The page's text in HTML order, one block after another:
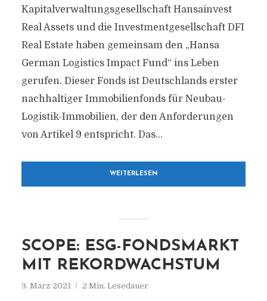
Kapitalverwaltungsgesellschaft Hansainvest
Real Assets und die Investmentgesellschaft DFI
Real Estate haben gemeinsam den „Hansa
German Logistics Impact Fund“ ins Leben
gerufen. Dieser Fonds ist Deutschlands erster
nachhaltiger Immobilienfonds für Neubau-
Logistik-Immobilien, der den Anforderungen
von Artikel 9 entspricht. Das...
WEITERLESEN
SCOPE: ESG-FONDSMARKT
MIT REKORDWACHSTUM
3. März 2021 2 Min. Lesedauer